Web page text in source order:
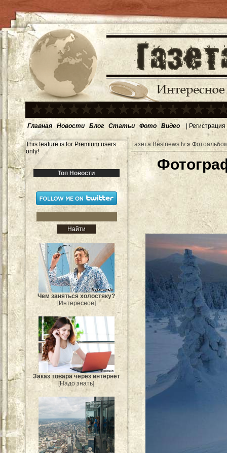
Главная Новости Блог Статьи Фото Видео | Регистрация
This feature is for Premium users
only!
Топ Новости
Чем заняться холостяку?
[Интересное]
Заказ товара через интернет
[Надо знать]
Газета Bestnews.lv»